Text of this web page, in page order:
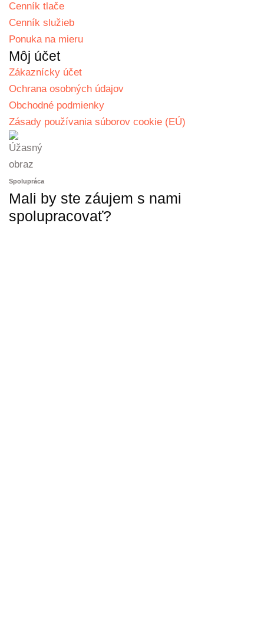
Cenník tlače
Cenník služieb
Ponuka na mieru
Môj účet
Zákaznícky účet
Ochrana osobných údajov
Obchodné podmienky
Zásady používania súborov cookie (EÚ)
Spolupráca
Mali by ste záujem s nami
spolupracovať?